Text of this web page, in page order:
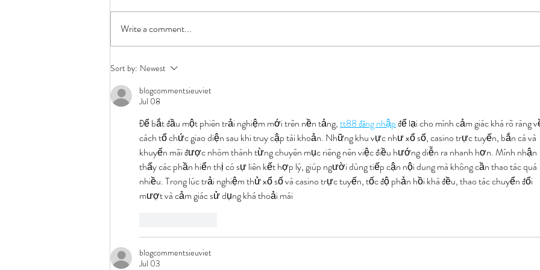
Throwback Blog From The Elephant
Write a comment...
Sort by: Newest
blogcommentsieuviet
Jul 08
Để bắt đầu một phiên trải nghiệm mới trên nền tảng, tt88 đăng nhập để lại cho mình cảm giác khá rõ ràng
cách tổ chức giao diện sau khi truy cập tài khoản. Những khu vực như xổ số, casino trực tuyến, bắn cá và
khuyến mãi được nhóm thành từng chuyên mục riêng nên việc điều hướng diễn ra nhanh hơn. Mình nhận
thấy các phần hiển thị có sự liên kết hợp lý, giúp người dùng tiếp cận nội dung mà không cần thao tác quá
nhiều. Trong lúc trải nghiệm thử xổ số và casino trực tuyến, tốc độ phản hồi khá đều, thao tác chuyển đổi
mượt và cảm giác sử dụng khá thoải mái
blogcommentsieuviet
Jul 03